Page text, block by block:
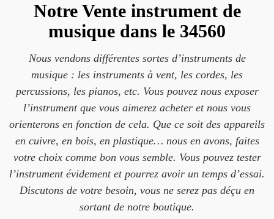
Notre Vente instrument de
musique dans le 34560
Nous vendons différentes sortes d’instruments de
musique : les instruments à vent, les cordes, les
percussions, les pianos, etc. Vous pouvez nous exposer
l’instrument que vous aimerez acheter et nous vous
orienterons en fonction de cela. Que ce soit des appareils
en cuivre, en bois, en plastique… nous en avons, faites
votre choix comme bon vous semble. Vous pouvez tester
l’instrument évidement et pourrez avoir un temps d’essai.
Discutons de votre besoin, vous ne serez pas déçu en
sortant de notre boutique.